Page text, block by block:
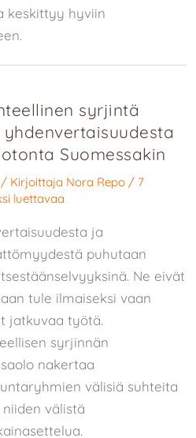
keskittyy hyviin
syrjintä
yhdenvertaisuudesta
Suomessakin
/ Kirjoittaja Nora Repo/ 7
luettavaa
ja
puhutaan
Ne eivät
tule ilmaiseksi vaan
jatkuvaa työtä.
syrjinnän
nakertaa
välisiä suhteita
välistä